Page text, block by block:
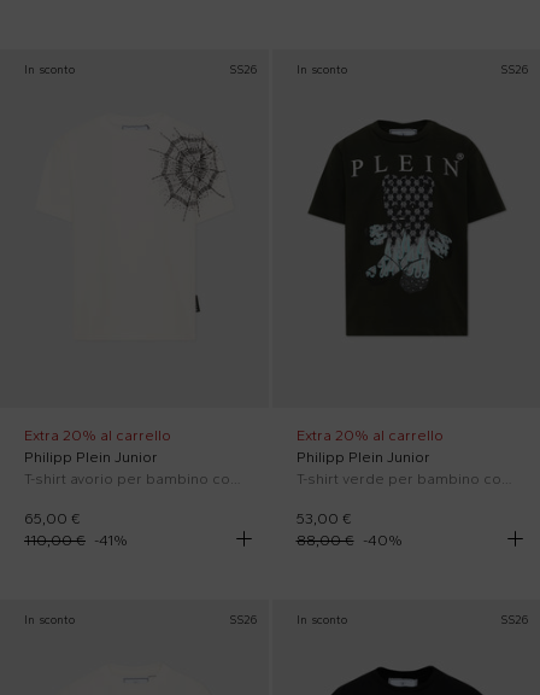
In sconto SS26
Extra 20% al carrello
Philipp Plein Junior
T-shirt avorio per bambino con logo
65,00 €
110,00 € -41%
In sconto SS26
Extra 20% al carrello
Philipp Plein Junior
T-shirt verde per bambino con teschio
53,00 €
88,00 €
-40%
In sconto SS26 In sconto SS26